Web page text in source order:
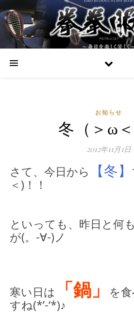
お知らせ
冬（＞ω
2012年11月1日
さて、今日から 【冬】
＜)！！
といっても、昨日と何
が(。-∀-)ノ
寒い日は 「鍋」
を
すね(*’-‘*)♪